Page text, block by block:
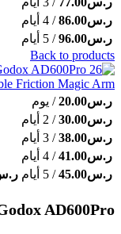
ر.س86.00/ 4 أيام
ر.س96.00/ 5 أيام
Back to products
Friction Magic Arm
ر.س20.00/ يوم
ر.س30.00/ 2 أيام
ر.س38.00/ 3 أيام
ر.س41.00/ 4 أيام
ر.س45.00/ 5 أيام
AD600Pro